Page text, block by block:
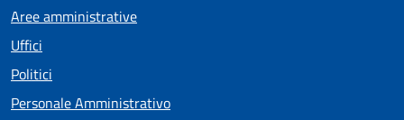
Aree amministrative
Uffici
Politici
Personale Amministrativo